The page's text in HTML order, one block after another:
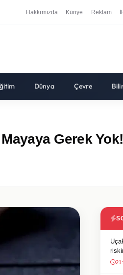
Hakkımızda Künye Reklam
Dünya Çevre
Gerek Yok!